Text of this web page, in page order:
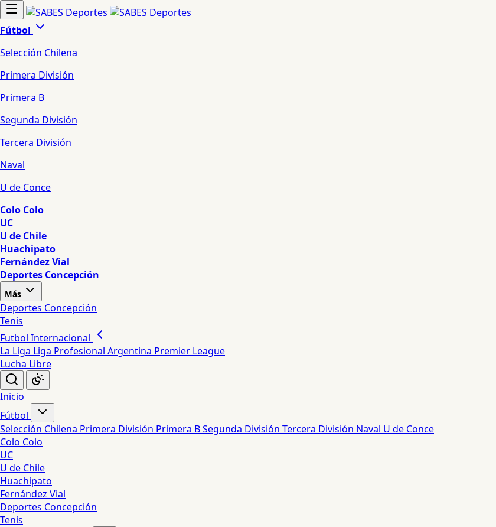
Fútbol
Selección Chilena
Primera División
Primera B
Segunda División
Tercera División
Naval
U de Conce
Colo Colo
UC
U de Chile
Huachipato
Fernández Vial
Deportes Concepción
Más
Deportes Concepción
Tenis
Futbol Internacional
La Liga Liga Profesional Argentina Premier League
Lucha Libre
Inicio
Fútbol
Selección Chilena Primera División Primera BSegunda División Tercera División Naval U de Conce
Colo Colo
UC
U de Chile
Huachipato
Fernández Vial
Deportes Concepción
Tenis